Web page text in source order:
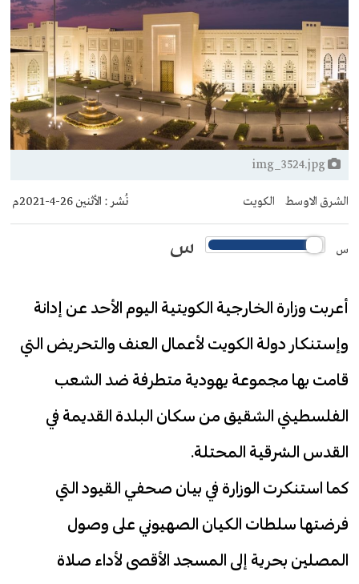
img_3524.jpg
الشرق الاوسط الكويت نُشر : الأثنين 26-4-2021م
س س
أعربت وزارة الخارجية الكويتية اليوم الأحد عن إدانة
وإستنكار دولة الكويت لأعمال العنف والتحريض التي
قامت بها مجموعة يهودية متطرفة ضد الشعب
الفلسطيني الشقيق من سكان البلدة القديمة في
القدس الشرقية المحتلة.
كما استنكرت الوزارة في بيان صحفي القيود التي
فرضتها سلطات الكيان الصهيوني على وصول
المصلين بحرية إلى المسجد الأقصى لأداء صلاة